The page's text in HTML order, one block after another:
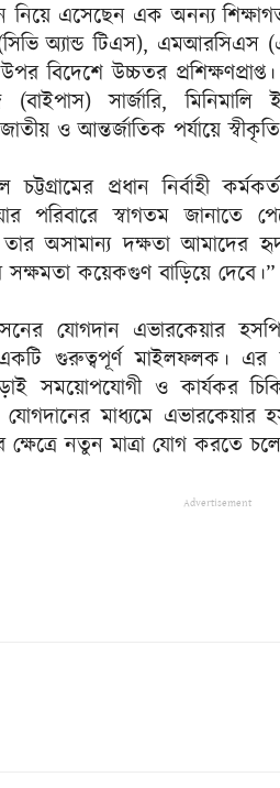
নিয়ে এসেছেন এক অনন্য
অ্যান্ড টিএস), এমআরসিএস
বিদেশে উচ্চতর
(বাইপাস) সার্জারি,
ও আন্তর্জাতিক পর্যায়ে
চট্টগ্রামের প্রধান নির্বাহী
পরিবারে স্বাগতম জানাতে
তার অসামান্য দক্ষতা আমাদের
সক্ষমতা কয়েকগুণ বাড়িয়ে দেবে।”
যোগদান এভারকেয়ার
একটি গুরুত্বপূর্ণ মাইলফলক।
সময়োপযোগী ও কার্যকর
যোগদানের মাধ্যমে এভারকেয়ার
ক্ষেত্রে নতুন মাত্রা যোগ করতে
Advertisement